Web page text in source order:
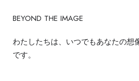
BEYOND THE IMAGE
わたしたちは、いつでもあなたの想
です。